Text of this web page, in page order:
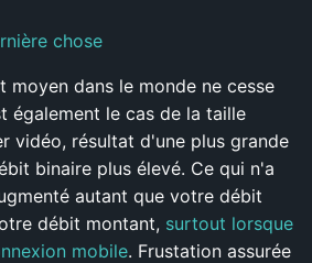
chose
moyen dans le monde ne cesse
également le cas de la taille
vidéo, résultat d'une plus grande
binaire plus élevé. Ce qui n'a
autant que votre débit
débit montant, surtout lorsque
mobile. Frustation assurée